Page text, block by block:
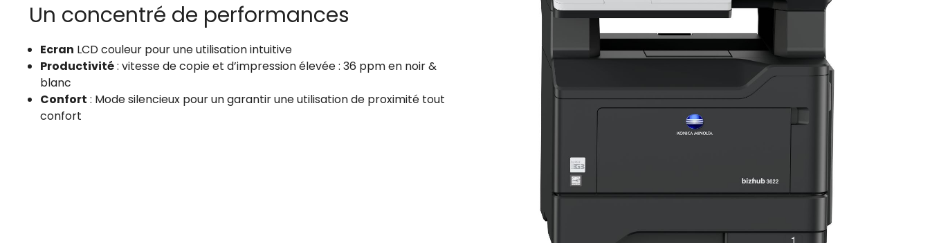
Un concentré de performances
Ecran LCD couleur pour une utilisation intuitive
Productivité: vitesse de copie et d’impression élevée : 36 ppm en noir &
blanc
Confort : Mode silencieux pour un garantir une utilisation de proximité tout
confort